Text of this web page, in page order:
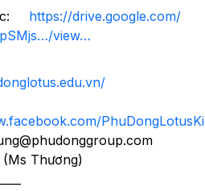
https://drive.google.com/
view…
(Ms Thương)